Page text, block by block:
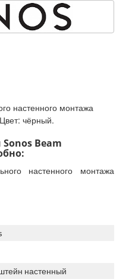
настенного монтажа
чёрный.
Beam
настенного монтажа
настенный